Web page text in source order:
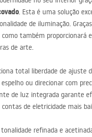
de banho
. Esta é uma solução
de iluminação.
como também proporcionará
de arte.
total liberdade de ajuste
ou direcionar com
de luz integrada garante
contas de eletricidade mais
refinada e